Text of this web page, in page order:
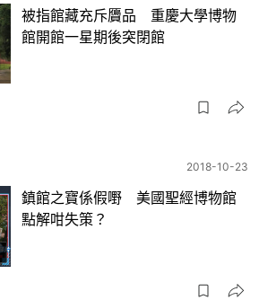
被指館藏充斥贗品 重慶大學博物
館開館一星期後突閉館
2018-10-23
鎮館之寶係假嘢 美國聖經博物館
點解咁失策？